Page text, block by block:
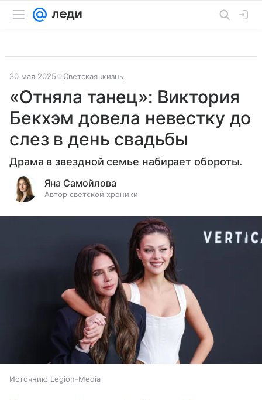
30 мая 2025 Светская жизнь
«Отняла танец»: Виктория
Бекхэм довела невестку до
слез в день свадьбы
Драма в звездной семье набирает обороты.
Яна Самойлова
Автор светской хроники
Источник: Legion-Media